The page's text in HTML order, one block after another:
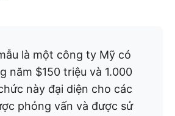
là một công ty Mỹ có
năm $150 triệu và 1.000
này đại diện cho các
phỏng vấn và được sử